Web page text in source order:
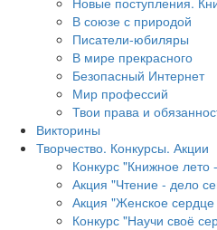
В союзе с природой
Писатели-юбиляры
В мире прекрасного
Безопасный Интернет
Мир профессий
Твои права и
Викторины
Творчество. Конкурсы. Акции
Конкурс "Книжное лето
Акция "Чтение - дело
Акция "Женское
Конкурс "Научи своё